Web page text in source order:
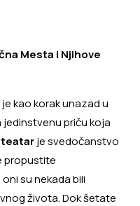
Mesta i Njihove
kao korak unazad u
priču koja
teatarje svedočanstvo
propustite
oni su nekada bili
života. Dok šetate